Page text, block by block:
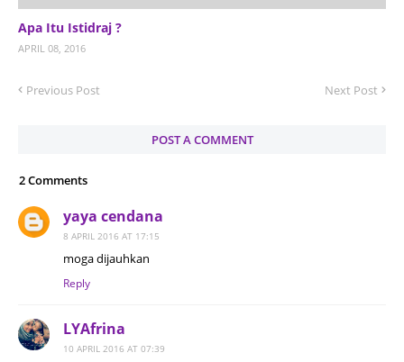
Apa Itu Istidraj ?
APRIL 08, 2016
Previous Post Next Post
POST A COMMENT
2 Comments
yaya cendana
8 APRIL 2016 AT 17:15
moga dijauhkan
Reply
LYAfrina
10 APRIL 2016 AT 07:39